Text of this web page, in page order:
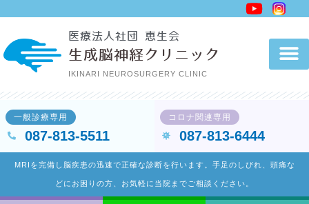
を
ス
ッ
プ
医療法人社団 恵生会
生成脳神経クリニック
IKINARI NEUROSURGERY CLINIC
一般診療専用
087-813-5511
コロナ関連専用
087-813-6444
MRIを完備し脳疾患の迅速で正確な診断を行います。手足のしびれ、頭痛な
どにお困りの方、お気軽に当院までご相談ください。